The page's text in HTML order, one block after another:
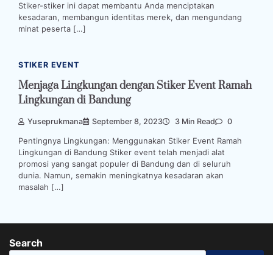
Stiker-stiker ini dapat membantu Anda menciptakan
kesadaran, membangun identitas merek, dan mengundang
minat peserta […]
STIKER EVENT
Menjaga Lingkungan dengan Stiker Event Ramah
Lingkungan di Bandung
Yuseprukmana September 8, 2023 3 Min Read 0
Pentingnya Lingkungan: Menggunakan Stiker Event Ramah
Lingkungan di Bandung Stiker event telah menjadi alat
promosi yang sangat populer di Bandung dan di seluruh
dunia. Namun, semakin meningkatnya kesadaran akan
masalah […]
Search